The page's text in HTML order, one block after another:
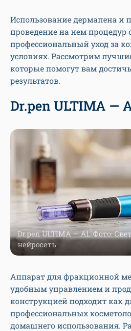
Использование дермапена и
проведение на нем процедур
профессиональный уход за
условиях. Рассмотрим
которые помогут вам
результатов.
Dr.pen ULTIMA —
Dr.pen ULTIMA — А1. Фото:
нейросеть
Аппарат для фракционной
удобным управлением и
конструкцией подходит как
профессиональных
домашнего использования.